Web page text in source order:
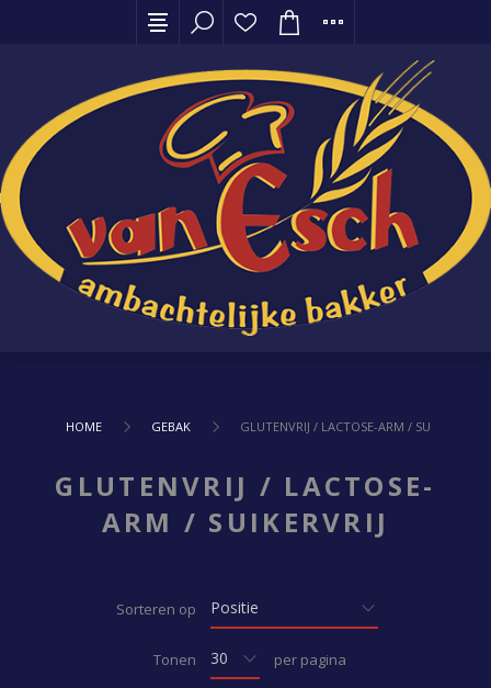
HOME GEBAK GLUTENVRIJ / LACTOSE-ARM / SUIKERVRIJ
GLUTENVRIJ / LACTOSE-
ARM / SUIKERVRIJ
Sorteren op
Tonen per pagina